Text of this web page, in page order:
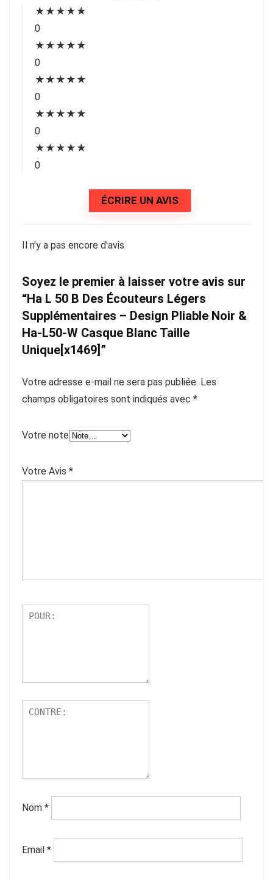
★ ★ ★ ★ ★
0
★ ★ ★ ★ ★
0
★ ★ ★ ★ ★
0
★ ★ ★ ★ ★
0
★ ★ ★ ★ ★
0
ÉCRIRE UN AVIS
Il n'y a pas encore d'avis
Soyez le premier à laisser votre avis sur
“Ha L 50 B Des Écouteurs Légers
Supplémentaires – Design Pliable Noir &
Ha-L50-W Casque Blanc Taille
Unique[x1469]”
Votre adresse e-mail ne sera pas publiée. Les
champs obligatoires sont indiqués avec *
Votre note
Votre Avis *
Nom *
Email *